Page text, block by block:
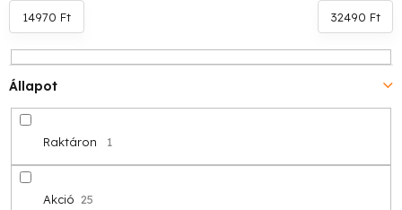
e
n
d
e
z
14970 Ft 32490 Ft
Állapot
Raktáron 1
Akció 25